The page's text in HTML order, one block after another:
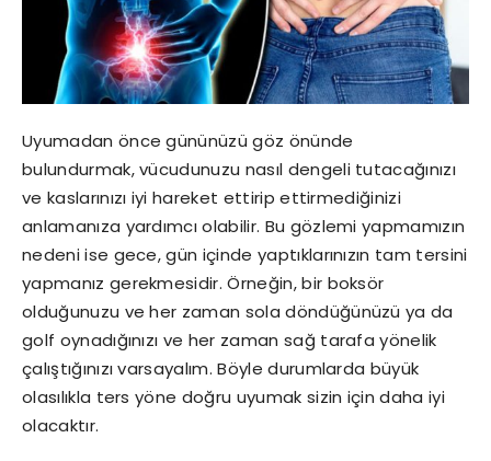
Uyumadan önce gününüzü göz önünde
bulundurmak, vücudunuzu nasıl dengeli tutacağınızı
ve kaslarınızı iyi hareket ettirip ettirmediğinizi
anlamanıza yardımcı olabilir. Bu gözlemi yapmamızın
nedeni ise gece, gün içinde yaptıklarınızın tam tersini
yapmanız gerekmesidir. Örneğin, bir boksör
olduğunuzu ve her zaman sola döndüğünüzü ya da
golf oynadığınızı ve her zaman sağ tarafa yönelik
çalıştığınızı varsayalım. Böyle durumlarda büyük
olasılıkla ters yöne doğru uyumak sizin için daha iyi
olacaktır.